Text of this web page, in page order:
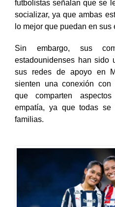
tenido experiencia de vivir
futbolistas señalan que se
socializar, ya que ambas
lo mejor que puedan en sus
Sin embargo, sus
estadounidenses han sido
sus redes de apoyo en
sienten una conexión con
que comparten
empatía, ya que todas se